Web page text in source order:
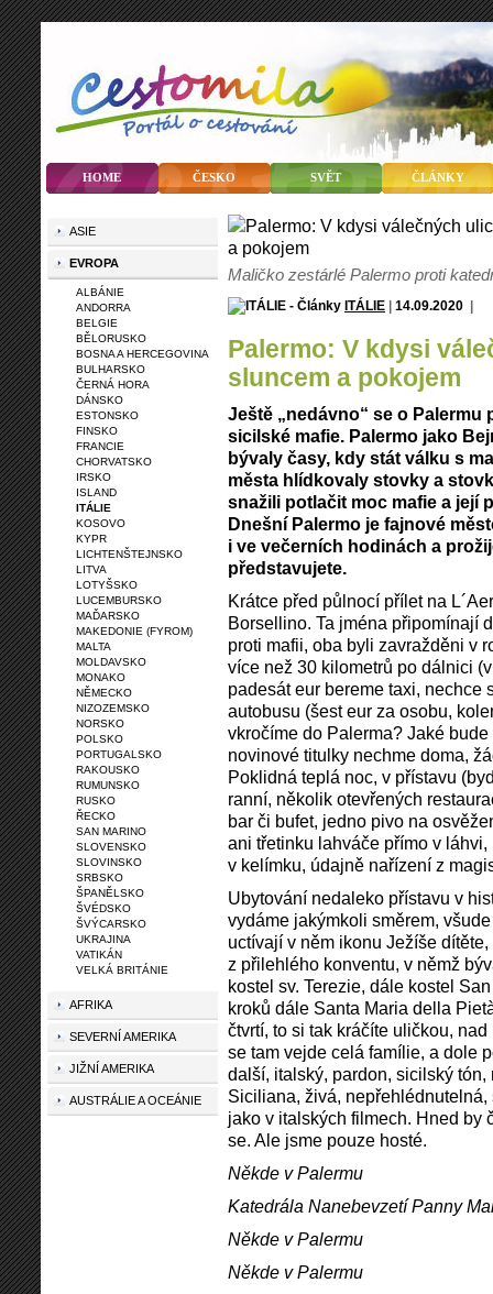
HOME ČESKO SVĚT ČLÁNKY
Maličko zestárlé Palermo proti
ITÁLIE | 14.09.2020 |
Palermo: V kdysi válečných ulicích zalitých
sluncem a pokojem
Ještě „nedávno“ se o Palermu
sicilské mafie. Palermo jako
bývaly časy, kdy stát válku s
města hlídkovaly stovky a
snažili potlačit moc mafie a její
Dnešní Palermo je fajnové
i ve večerních hodinách a
představujete.
Krátce před půlnocí přílet na
Borsellino. Ta jména připomínají
proti mafii, oba byli zavražděni v
více než 30 kilometrů po dálnici
padesát eur bereme taxi, nechce
autobusu (šest eur za osobu,
vkročíme do Palerma? Jaké
novinové titulky nechme doma,
Poklidná teplá noc, v přístavu
ranní, několik otevřených
bar či bufet, jedno pivo na
ani třetinku lahváče přímo v
v kelímku, údajně nařízení z
Ubytování nedaleko přístavu v
vydáme jakýmkoli směrem,
uctívají v něm ikonu Ježíše
z přilehlého konventu, v němž
kostel sv. Terezie, dále kostel
kroků dále Santa Maria della
čtvrtí, to si tak kráčíte uličkou,
se tam vejde celá famílie, a dole
další, italský, pardon, sicilský
Siciliana, živá,
jako v italských filmech. Hned by
se. Ale jsme pouze hosté.
Někde v Palermu
Katedrála Nanebevzetí Panny
Někde v Palermu
Někde v Palermu
ASIE
EVROPA
ALBÁNIE
ANDORRA
BELGIE
BĚLORUSKO
BOSNA A HERCEGOVINA
BULHARSKO
ČERNÁ HORA
DÁNSKO
ESTONSKO
FINSKO
FRANCIE
CHORVATSKO
IRSKO
ISLAND
ITÁLIE
KOSOVO
KYPR
LICHTENŠTEJNSKO
LITVA
LOTYŠSKO
LUCEMBURSKO
MAĎARSKO
MAKEDONIE (FYROM)
MALTA
MOLDAVSKO
MONAKO
NĚMECKO
NIZOZEMSKO
NORSKO
POLSKO
PORTUGALSKO
RAKOUSKO
RUMUNSKO
RUSKO
ŘECKO
SAN MARINO
SLOVENSKO
SLOVINSKO
SRBSKO
ŠPANĚLSKO
ŠVÉDSKO
ŠVÝCARSKO
UKRAJINA
VATIKÁN
VELKÁ BRITÁNIE
AFRIKA
SEVERNÍ AMERIKA
JIŽNÍ AMERIKA
AUSTRÁLIE A OCEÁNIE